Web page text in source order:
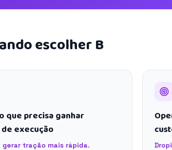
escolher B
que precisa ganhar
execução
gerar tração mais rápida.